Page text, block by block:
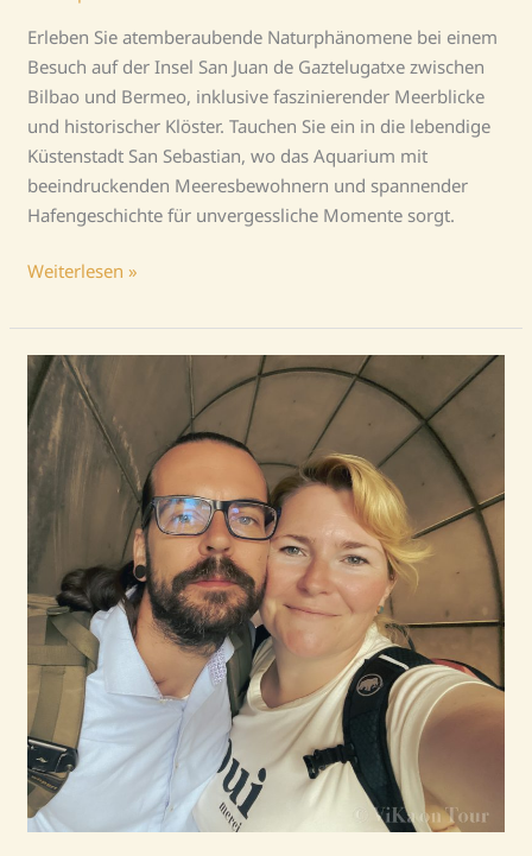
Erleben Sie atemberaubende Naturphänomene bei einem
Besuch auf der Insel San Juan de Gaztelugatxe zwischen
Bilbao und Bermeo, inklusive faszinierender Meerblicke
und historischer Klöster. Tauchen Sie ein in die lebendige
Küstenstadt San Sebastian, wo das Aquarium mit
beeindruckenden Meeresbewohnern und spannender
Hafengeschichte für unvergessliche Momente sorgt.
Weiterlesen »
Spanische
Atlantikküste
Teil
–
Bilbao